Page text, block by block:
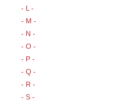
- L -
- M -
- N -
- O -
- P -
- Q -
- R -
- S -